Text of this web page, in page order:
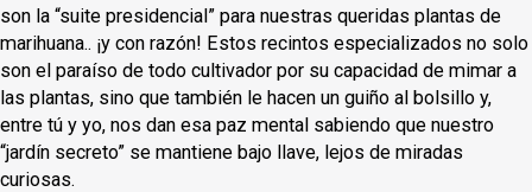
son la “suite presidencial” para nuestras queridas plantas de
marihuana.. ¡y con razón! Estos recintos especializados no solo
son el paraíso de todo cultivador por su capacidad de mimar a
las plantas, sino que también le hacen un guiño al bolsillo y,
entre tú y yo, nos dan esa paz mental sabiendo que nuestro
“jardín secreto” se mantiene bajo llave, lejos de miradas
curiosas.